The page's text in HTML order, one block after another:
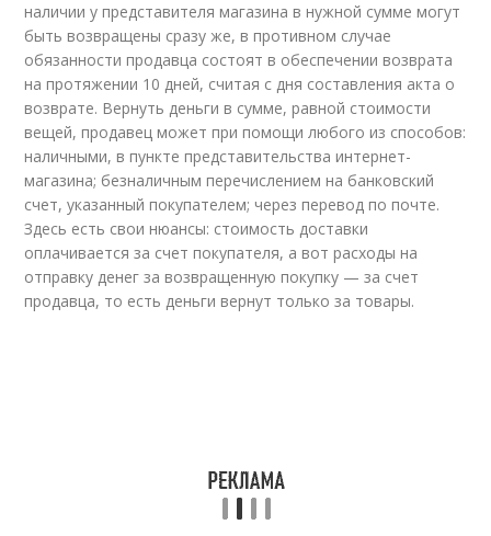
наличии у представителя магазина в нужной сумме могут
быть возвращены сразу же, в противном случае
обязанности продавца состоят в обеспечении возврата
на протяжении 10 дней, считая с дня составления акта о
возврате. Вернуть деньги в сумме, равной стоимости
вещей, продавец может при помощи любого из способов:
наличными, в пункте представительства интернет-
магазина; безналичным перечислением на банковский
счет, указанный покупателем; через перевод по почте.
Здесь есть свои нюансы: стоимость доставки
оплачивается за счет покупателя, а вот расходы на
отправку денег за возвращенную покупку — за счет
продавца, то есть деньги вернут только за товары.